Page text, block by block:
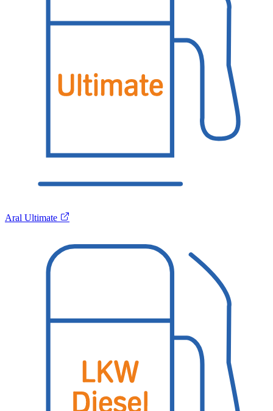
Aral Ultimate